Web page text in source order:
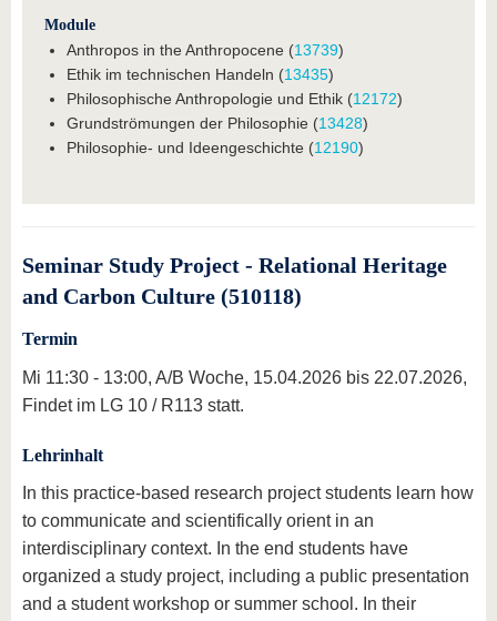
Module
Anthropos in the Anthropocene (13739)
Ethik im technischen Handeln (13435)
Philosophische Anthropologie und Ethik (12172)
Grundströmungen der Philosophie (13428)
Philosophie- und Ideengeschichte (12190)
Seminar Study Project - Relational Heritage
and Carbon Culture (510118)
Termin
Mi 11:30 - 13:00, A/B Woche, 15.04.2026 bis 22.07.2026,
Findet im LG 10 / R113 statt.
Lehrinhalt
In this practice-based research project students learn how
to communicate and scientifically orient in an
interdisciplinary context. In the end students have
organized a study project, including a public presentation
and a student workshop or summer school. In their